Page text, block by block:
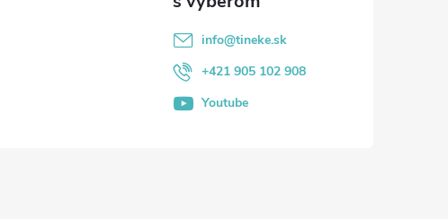
info@tineke.sk
+421 905 102 908
Youtube